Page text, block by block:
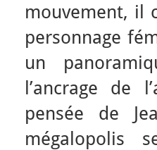
mouvement, il
personnage
un
l’ancrage de
pensée de
mégalopolis